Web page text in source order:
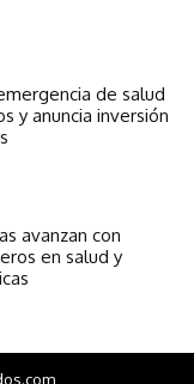
de salud
y anuncia inversión
avanzan con
en salud y